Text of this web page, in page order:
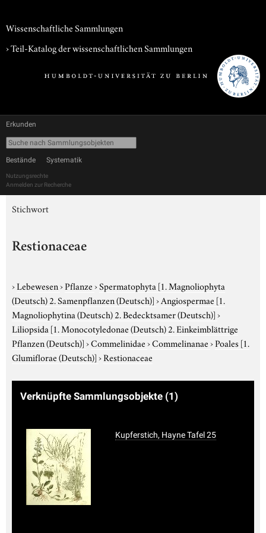
Wissenschaftliche Sammlungen
› Teil-Katalog der wissenschaftlichen Sammlungen
Erkunden
Bestände Systematik
Nutzungsrechte
Anmelden zur Recherche
Stichwort
Restionaceae
›Lebewesen›Pflanze›Spermatophyta [1. Magnoliophyta
(Deutsch) 2. Samenpflanzen (Deutsch)]›Angiospermae [1.
Magnoliophytina (Deutsch) 2. Bedecktsamer (Deutsch)]›
Liliopsida [1. Monocotyledonae (Deutsch) 2. Einkeimblättrige
Pflanzen (Deutsch)]›Commelinidae›Commelinanae›Poales [1.
Glumiflorae (Deutsch)]›Restionaceae
Verknüpfte Sammlungsobjekte (1)
Kupferstich, Hayne Tafel 25